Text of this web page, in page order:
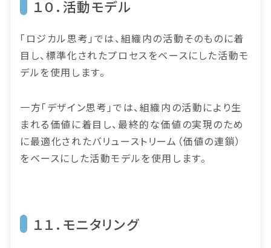
１０．活動モデル
「ロジカル思考」では、組織内の活動そのものに着
目し、標準化されたプロセスをベースにした活動モ
デルを使用します。
一方「デザイン思考」では、組織内の活動により生
まれる価値に着目し、最終的な価値の実現のため
に最適化されたバリューストリーム（価値の連鎖）
をベースにした活動モデルを使用します。
１１．モニタリング